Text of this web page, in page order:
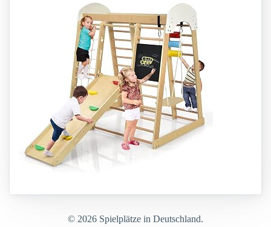
© 2026 Spielplätze in Deutschland.